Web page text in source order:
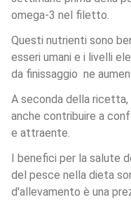
omega-3 nel filetto.
Questi nutrienti sono
esseri umani e i livelli
da finissaggio  ne
A seconda della ricetta,
anche contribuire a
e attraente.
I benefici per la salute
del pesce nella dieta
d'allevamento è una